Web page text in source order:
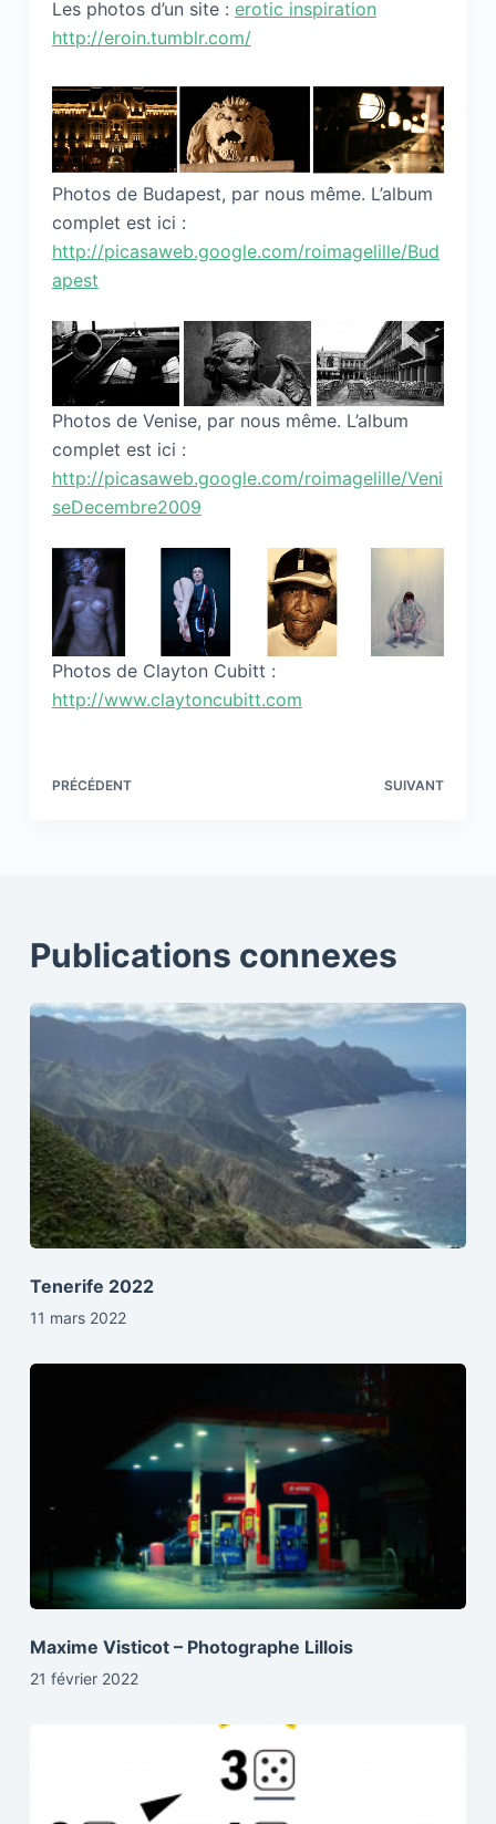
Les photos d’un site : erotic inspiration
http://eroin.tumblr.com/
Photos de Budapest, par nous même. L’album
complet est ici :
http://picasaweb.google.com/roimagelille/Bud
apest
Photos de Venise, par nous même. L’album
complet est ici :
http://picasaweb.google.com/roimagelille/Veni
seDecembre2009
Photos de Clayton Cubitt :
http://www.claytoncubitt.com
PRÉCÉDENT SUIVANT
Publications connexes
Tenerife 2022
11 mars 2022
Maxime Visticot – Photographe Lillois
21 février 2022